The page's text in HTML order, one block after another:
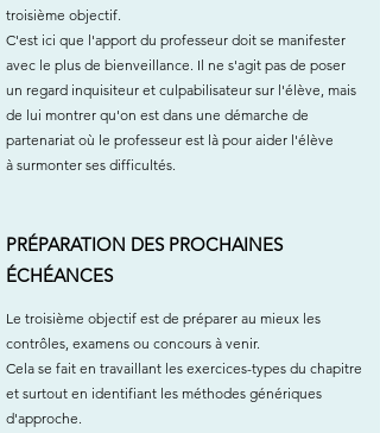
troisième objectif.
C'est ici que l'apport du professeur doit se manifester
avec le plus de bienveillance. Il ne s'agit pas de poser
un regard inquisiteur et culpabilisateur sur l'élève, mais
de lui montrer qu'on est dans une démarche de
partenariat où le professeur est là pour aider l'élève
à surmonter ses difficultés.
PRÉPARATION DES PROCHAINES
ÉCHÉANCES
Le troisième objectif est de préparer au mieux les
contrôles, examens ou concours à venir.
Cela se fait en travaillant les exercices-types du chapitre
et surtout en identifiant les méthodes génériques
d'approche.